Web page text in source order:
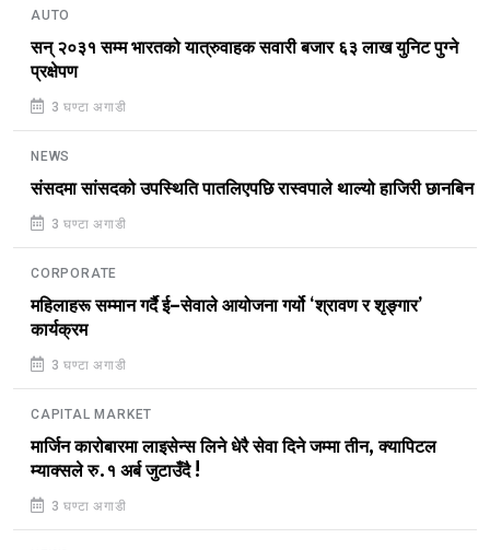
AUTO
सन् २०३१ सम्म भारतको यात्रुवाहक सवारी बजार ६३ लाख युनिट पुग्ने
प्रक्षेपण
3 घण्टा अगाडी
NEWS
संसदमा सांसदको उपस्थिति पातलिएपछि रास्वपाले थाल्यो हाजिरी छानबिन
3 घण्टा अगाडी
CORPORATE
महिलाहरू सम्मान गर्दै ई–सेवाले आयोजना गर्यो ‘श्रावण र शृङ्गार’
कार्यक्रम
3 घण्टा अगाडी
CAPITAL MARKET
मार्जिन कारोबारमा लाइसेन्स लिने धेरै सेवा दिने जम्मा तीन, क्यापिटल
म्याक्सले रु.१ अर्ब जुटाउँदै !
3 घण्टा अगाडी